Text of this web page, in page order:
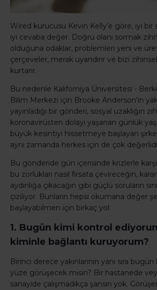
Wired kurucusu Kevin Kelly’e göre, iyi bir
iyi cevaba değer. Doğru olanı sormak
olduğuna odaklar, problemleri yeni ve
çerçeveler, merak uyandırır ve bizi
kurtarır.
Bu nedenle Kaliforniya Üniversitesi -
Bilim Merkezi için Brooke Anderson'ın
yayınladığı bir gönderi, sosyal uzaklığın
koronavirüsten dolayı yaşanan günlük
büyük kesintiyi hissetmeye başlayan
aynı zamanda herkes için de çok
Bu gönderide gün içerisinde krizlerle
bu zorlukları nasıl fırsata çevireceğin,
aydınlığa çıkacağın gibi güçlü soruların
çiziliyor. Bunların hepsi okumana değer
başlayabilmen için birkaç yol:
1. Bugün kimi kontrol
kiminle bağlantı kuruyorum?
Birinci derece yakınlarının yanı sıra
yüze görüşecek misin? Bir hastanede
sanayide çalışmadıkça şansın yok.